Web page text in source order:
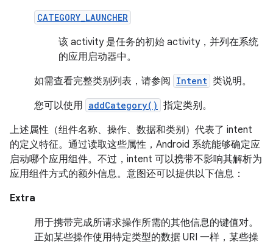
CATEGORY_LAUNCHER
该 activity 是任务的初始 activity，并列在系统
的应用启动器中。
如需查看完整类别列表，请参阅
Intent 类说明。
您可以使用 addCategory() 指定类别。
上述属性（组件名称、操作、数据和类别）代表了 intent
的定义特征。通过读取这些属性，Android 系统能够确定应
启动哪个应用组件。不过，intent 可以携带不影响其解析为
应用组件方式的额外信息。意图还可以提供以下信息：
Extra
用于携带完成所请求操作所需的其他信息的键值对。
正如某些操作使用特定类型的数据 URI 一样，某些操